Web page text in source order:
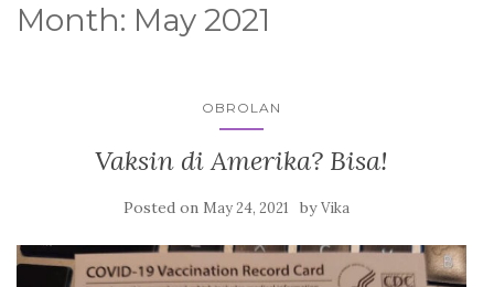
Month: May 2021
OBROLAN
Vaksin di Amerika? Bisa!
Posted on May 24, 2021 byVika